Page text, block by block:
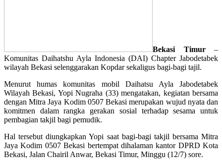
Bekasi Timur–
Komunitas Daihatshu Ayla Indonesia (DAI) Chapter Jabodetabek
wilayah Bekasi selenggarakan Kopdar sekaligus bagi-bagi tajil.
Menurut humas komunitas mobil Daihatsu Ayla Jabodetabek
Wilayah Bekasi, Yopi Nugraha (33) mengatakan, kegiatan bersama
dengan Mitra Jaya Kodim 0507 Bekasi merupakan wujud nyata dan
komitmen dalam rangka gerakan sosial terhadap sesama untuk
pembagian takjil bagi pemudik.
Hal tersebut diungkapkan Yopi saat bagi-bagi takjil bersama Mitra
Jaya Kodim 0507 Bekasi bertempat dihalaman kantor DPRD Kota
Bekasi, Jalan Chairil Anwar, Bekasi Timur, Minggu (12/7) sore.